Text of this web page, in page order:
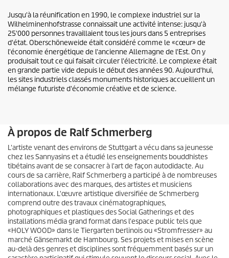
Jusqu'à la réunification en 1990, le complexe industriel sur la
Wilhelminenhofstrasse connaissait une activité intense: jusqu'à
25'000 personnes travaillaient tous les jours dans 5 entreprises
d'état. Oberschöneweide était considéré comme le «cœur» de
l'économie énergétique de l'ancienne Allemagne de l'Est. On y
produisait tout ce qui faisait circuler l'électricité. Le complexe était
en grande partie vide depuis le début des années 90. Aujourd'hui,
les sites industriels classés monuments historiques accueillent un
mélange futuriste d'économie créative et de science.
À propos de Ralf Schmerberg
L'artiste venant des environs de Stuttgart a vécu dans sa jeunesse
chez les Sannyasins et a étudié les enseignements bouddhistes
tibétains avant de se consacrer à l'art de façon autodidacte. Au
cours de sa carrière, Ralf Schmerberg a participé à de nombreuses
collaborations avec des marques, des artistes et musiciens
internationaux. L'œuvre artistique diversifiée de Schmerberg
comprend outre des travaux cinématographiques,
photographiques et plastiques des Social Gatherings et des
installations média grand format dans l'espace public tels que
«HOLY WOOD» dans le Tiergarten berlinois ou «Stromfresser» au
marché Gänsemarkt de Hambourg. Ses projets et mises en scène
au-delà des genres et disciplines sont fréquemment basés sur un